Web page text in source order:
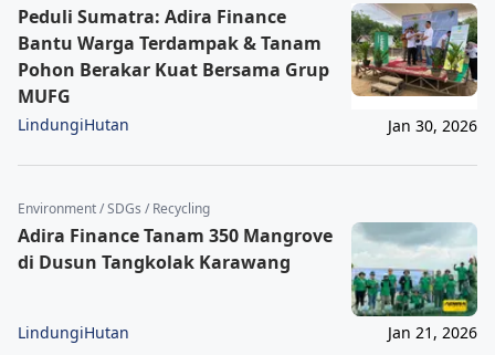
Peduli Sumatra: Adira Finance
Bantu Warga Terdampak & Tanam
Pohon Berakar Kuat Bersama Grup
MUFG
LindungiHutan Jan 30, 2026
Environment / SDGs / Recycling
Adira Finance Tanam 350 Mangrove
di Dusun Tangkolak Karawang
LindungiHutan Jan 21, 2026